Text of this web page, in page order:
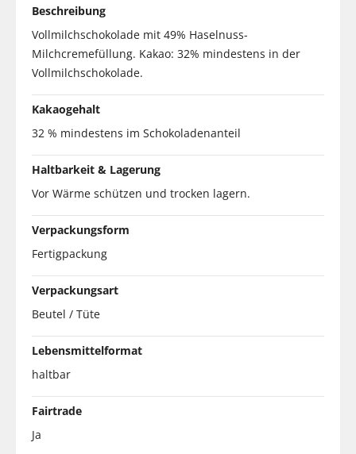
Beschreibung
Vollmilchschokolade mit 49% Haselnuss-
Milchcremefüllung. Kakao: 32% mindestens in der
Vollmilchschokolade.
Kakaogehalt
32 % mindestens im Schokoladenanteil
Haltbarkeit & Lagerung
Vor Wärme schützen und trocken lagern.
Verpackungsform
Fertigpackung
Verpackungsart
Beutel / Tüte
Lebensmittelformat
haltbar
Fairtrade
Ja